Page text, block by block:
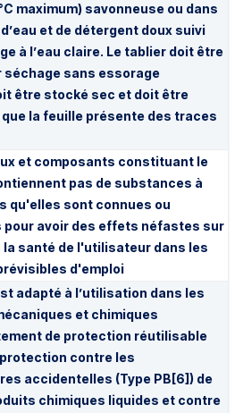
maximum) savonneuse ou dans
et de détergent doux suivi
à l’eau claire. Le tablier doit être
séchage sans essorage
être stocké sec et doit être
la feuille présente des traces
et composants constituant le
pas de substances à
qu'elles sont connues ou
pour avoir des effets néfastes sur
la santé de l'utilisateur dans les
d'emploi
adapté à l’utilisation dans les
et chimiques
de protection réutilisable
contre les
accidentelles (Type PB[6]) de
chimiques liquides et contre